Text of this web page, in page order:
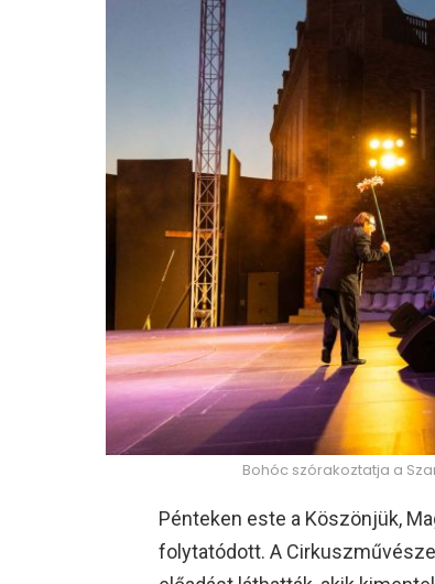
Bohóc szórakoztatja a
Pénteken este a Köszönjük,
folytatódott. A